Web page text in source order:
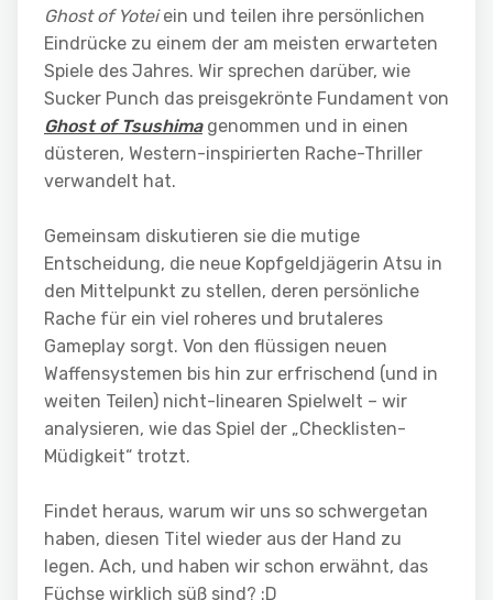
Ghost of Yoteiein und teilen ihre persönlichen
Eindrücke zu einem der am meisten erwarteten
Spiele des Jahres. Wir sprechen darüber, wie
Sucker Punch das preisgekrönte Fundament von
Ghost of Tsushimagenommen und in einen
düsteren, Western-inspirierten Rache-Thriller
verwandelt hat.
Gemeinsam diskutieren sie die mutige
Entscheidung, die neue Kopfgeldjägerin Atsu in
den Mittelpunkt zu stellen, deren persönliche
Rache für ein viel roheres und brutaleres
Gameplay sorgt. Von den flüssigen neuen
Waffensystemen bis hin zur erfrischend (und in
weiten Teilen) nicht-linearen Spielwelt – wir
analysieren, wie das Spiel der „Checklisten-
Müdigkeit“ trotzt.
Findet heraus, warum wir uns so schwergetan
haben, diesen Titel wieder aus der Hand zu
legen. Ach, und haben wir schon erwähnt, das
Füchse wirklich süß sind? :D